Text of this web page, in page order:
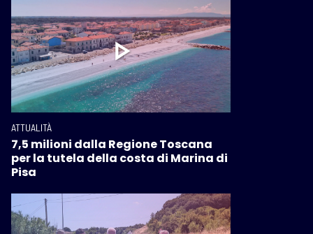
ATTUALITÀ
7,5 milioni dalla Regione Toscana
per la tutela della costa di Marina di
Pisa